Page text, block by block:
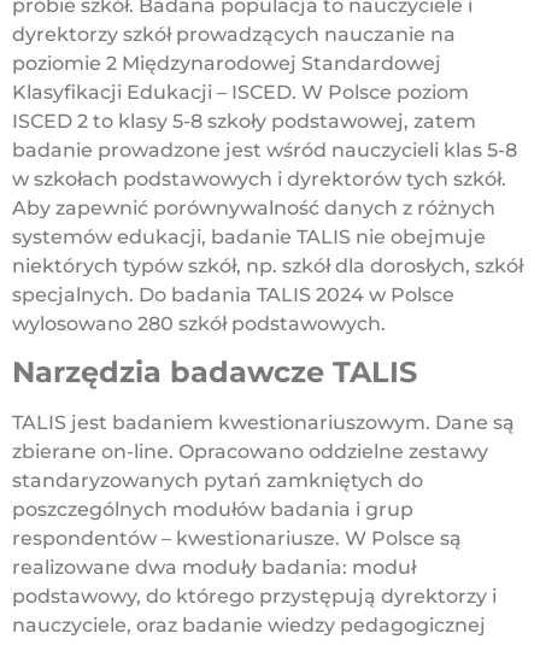
próbie szkół. Badana populacja to nauczyciele i
dyrektorzy szkół prowadzących nauczanie na
poziomie 2 Międzynarodowej Standardowej
Klasyfikacji Edukacji – ISCED. W Polsce poziom
ISCED 2 to klasy 5-8 szkoły podstawowej, zatem
badanie prowadzone jest wśród nauczycieli klas 5-8
w szkołach podstawowych i dyrektorów tych szkół.
Aby zapewnić porównywalność danych z różnych
systemów edukacji, badanie TALIS nie obejmuje
niektórych typów szkół, np. szkół dla dorosłych, szkół
specjalnych. Do badania TALIS 2024 w Polsce
wylosowano 280 szkół podstawowych.
Narzędzia badawcze TALIS
TALIS jest badaniem kwestionariuszowym. Dane są
zbierane on-line. Opracowano oddzielne zestawy
standaryzowanych pytań zamkniętych do
poszczególnych modułów badania i grup
respondentów – kwestionariusze. W Polsce są
realizowane dwa moduły badania: moduł
podstawowy, do którego przystępują dyrektorzy i
nauczyciele, oraz badanie wiedzy pedagogicznej